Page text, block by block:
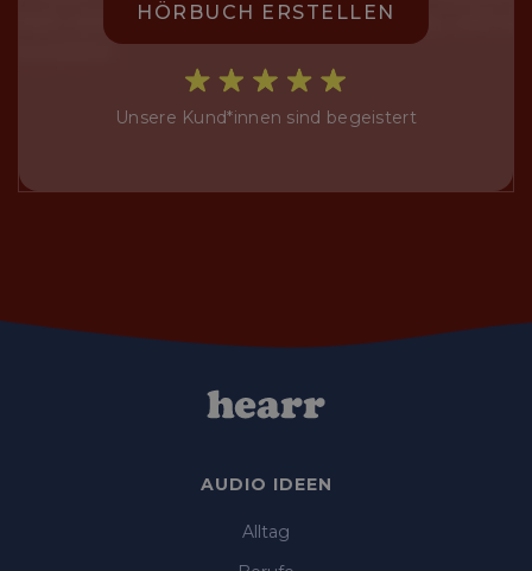
HÖRBUCH ERSTELLEN
Unsere Kund*innen sind begeistert
AUDIO IDEEN
Alltag